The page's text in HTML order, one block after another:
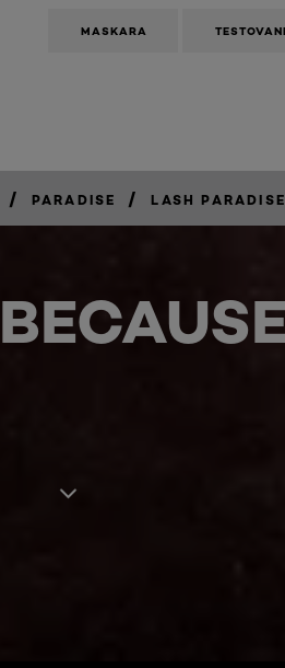
MASKARA
/ PARADISE / LASH PARADISE